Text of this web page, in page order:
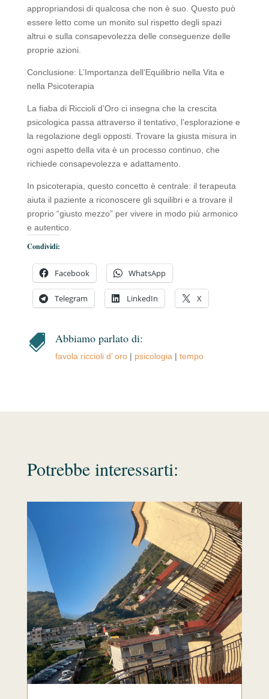
appropriandosi di qualcosa che non è suo. Questo può
essere letto come un monito sul rispetto degli spazi
altrui e sulla consapevolezza delle conseguenze delle
proprie azioni.
Conclusione: L’Importanza dell’Equilibrio nella Vita e
nella Psicoterapia
La fiaba di Riccioli d’Oro ci insegna che la crescita
psicologica passa attraverso il tentativo, l’esplorazione e
la regolazione degli opposti. Trovare la giusta misura in
ogni aspetto della vita è un processo continuo, che
richiede consapevolezza e adattamento.
In psicoterapia, questo concetto è centrale: il terapeuta
aiuta il paziente a riconoscere gli squilibri e a trovare il
proprio “giusto mezzo” per vivere in modo più armonico
e autentico.
Condividi:
Facebook WhatsApp
Telegram LinkedIn X
 Abbiamo parlato di:
favola riccioli d’ oro| psicologia | tempo
Potrebbe interessarti: